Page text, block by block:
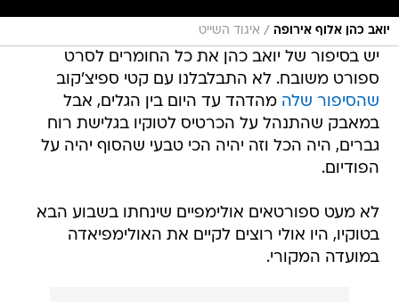
יואב כהן אלוף אירופה / איגוד השייט
יש בסיפור של יואב כהן את כל החומרים לסרט
ספורט משובח. לא התבלבלנו עם קטי ספיצ'קוב
שהסיפור שלה מהדהד עד היום בין הגלים, אבל
במאבק שהתנהל על הכרטיס לטוקיו בגלישת רוח
גברים, היה הכל וזה יהיה הכי טבעי שהסוף יהיה על
הפודיום.
לא מעט ספורטאים אולימפיים שינחתו בשבוע הבא
בטוקיו, היו אולי רוצים לקיים את האולימפיאדה
במועדה המקורי.